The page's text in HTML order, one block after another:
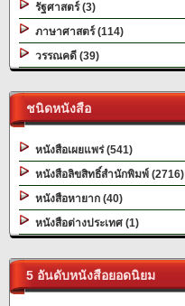
รัฐศาสตร์ (3)
ภาษาศาสตร์ (114)
วรรณคดี (39)
ชนิดหนังสือ
หนังสือเผยแพร่ (541)
หนังสือลิขสิทธิ์สำนักพิมพ์ (2716)
หนังสือหายาก (40)
หนังสือต่างประเทศ (1)
5 อันดับหนังสือยอดนิยม